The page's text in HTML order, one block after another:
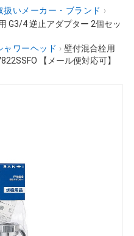
扱いメーカー・ブランド ›
G3/4 逆止アダプター 2個セッ
ャワーヘッド › 壁付混合栓用
【メール便対応可】